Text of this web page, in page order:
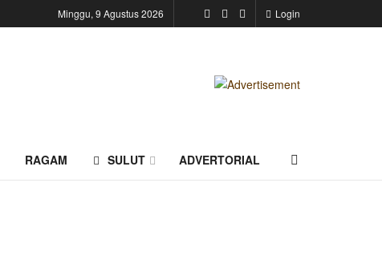
Minggu, 9 Agustus 2026 Login
RAGAM SULUT ADVERTORIAL